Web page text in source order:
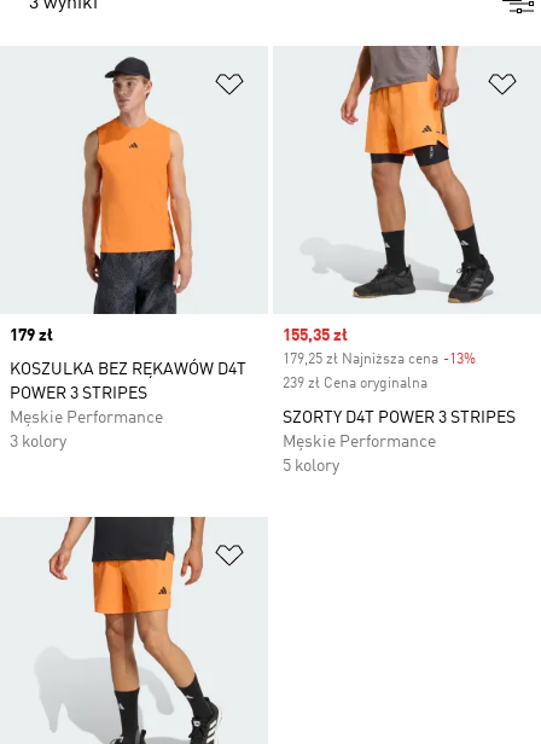
Dodaj do listy życzeń
Price
179 zł
KOSZULKA BEZ RĘKAWÓW D4T
POWER 3 STRIPES
Męskie Performance
3 kolory
Sale price
155,35 zł
179,25 zł Najniższa cena -13%
239 zł Cena oryginalna
SZORTY D4T POWER 3 STRIPES
Męskie Performance
5 kolory